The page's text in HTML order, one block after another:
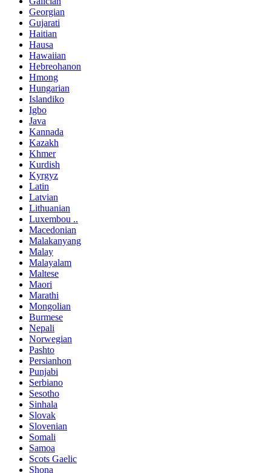
Georgian
Gujarati
Haitian
Hausa
Hawaiian
Hebreohanon
Hmong
Hungarian
Islandiko
Igbo
Java
Kannada
Kazakh
Khmer
Kurdish
Kyrgyz
Latin
Latvian
Lithuanian
Luxembou ..
Macedonian
Malakanyang
Malay
Malayalam
Maltese
Maori
Marathi
Mongolian
Burmese
Nepali
Norwegian
Pashto
Persianhon
Punjabi
Serbiano
Sesotho
Sinhala
Slovak
Slovenian
Somali
Samoa
Scots Gaelic
Shona